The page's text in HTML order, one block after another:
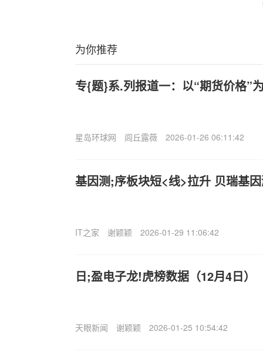
为你推荐
专{题}系.列报道一：以“期货价格”
星岛环球网 闾丘露薇 2026-01-26 06:11:42
基因测;序板块短<线>拉升 贝瑞基
IT之家 谢颖颖 2026-01-29 11:06:42
日;盈电子龙!虎榜数据（12月4日）
天眼新闻 谢颖颖 2026-01-25 10:54:42